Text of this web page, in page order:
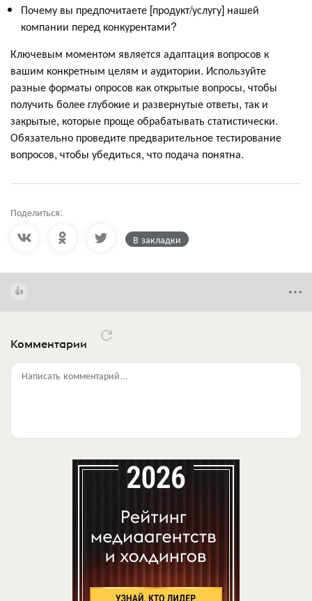
Почему вы предпочитаете [продукт/услугу] нашей
компании перед конкурентами?
Ключевым моментом является адаптация вопросов к
вашим конкретным целям и аудитории. Используйте
разные форматы опросов как открытые вопросы, чтобы
получить более глубокие и развернутые ответы, так и
закрытые, которые проще обрабатывать статистически.
Обязательно проведите предварительное тестирование
вопросов, чтобы убедиться, что подача понятна.
Поделиться:
В закладки
Комментарии
Написать комментарий...